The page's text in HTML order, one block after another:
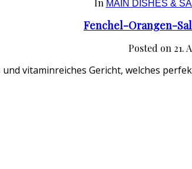
In MAIN DISHES &
Fenchel-Orangen-
Posted on 21.
vitaminreiches Gericht, welches